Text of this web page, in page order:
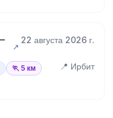
22 августа 2026 г.
🏃 5 км 📍 Ирбит